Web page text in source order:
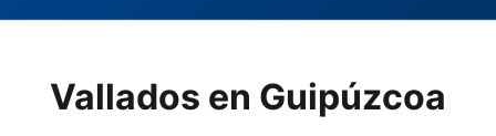
Vallados en Guipúzcoa